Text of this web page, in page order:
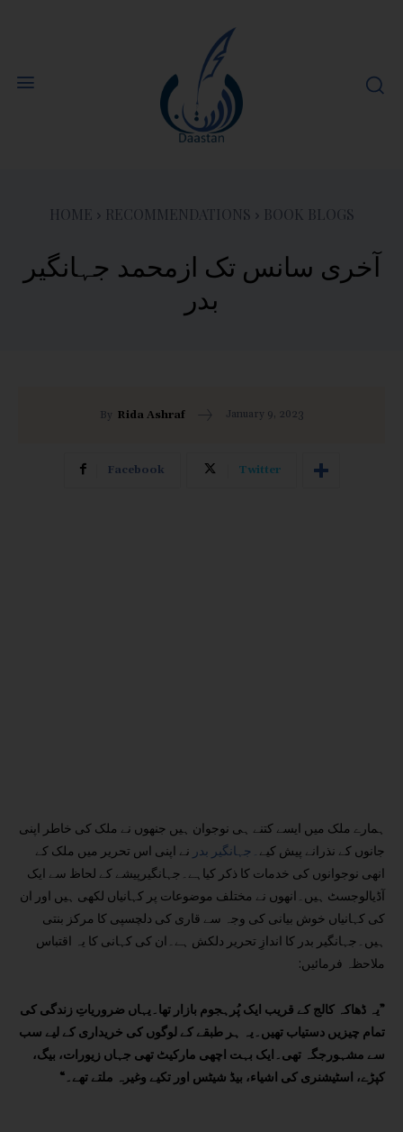
HOME RECOMMENDATIONS BOOK BLOGS
آخری سانس تک ازمحمد جہانگیر
بدر
By Rida Ashraf January 9, 2023
Facebook Twitter
ہمارے ملک میں ایسے کتنے ہی نوجوان ہیں جنھوں نے ملک کی خاطر اپنی
جانوں کے نذرانے پیش کیے ۔جہانگیر بدر نے اپنی اس تحریر میں ملک کے
انھی نوجوانوں کی خدمات کا ذکر کیاہے۔جہانگیرپیشے کے لحاظ سے ایک
آڈیالوجسٹ ہیں۔انھوں نے مختلف موضوعات پر کہانیاں لکھی ہیں اور ان
کی کہانیاں خوش بیانی کی وجہ سے قاری کی دلچسپی کا مرکز بنتی
ہیں۔جہانگیر بدر کا اندازِ تحریر دلکش ہے۔ان کی کہانی کا یہ اقتباس
ملاحظہ فرمائیں:
”یہ ڈھاکہ کالج کے قریب ایک پُرہجوم بازار تھا۔یہاں ضروریاتِ زندگی کی
تمام چیزیں دستیاب تھیں۔یہ ہر طبقے کے لوگوں کی خریداری کے لیے سب
سے مشہورجگہ تھی۔ایک بہت اچھی مارکیٹ تھی جہاں زیورات، بیگ،
کپڑے، اسٹیشنری کی اشیاء، بیڈ شیٹس اور تکیے وغیرہ ملتے تھے۔“